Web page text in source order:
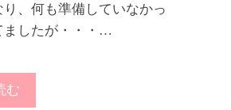
、何も準備していなかっ
ましたが・・・…
む